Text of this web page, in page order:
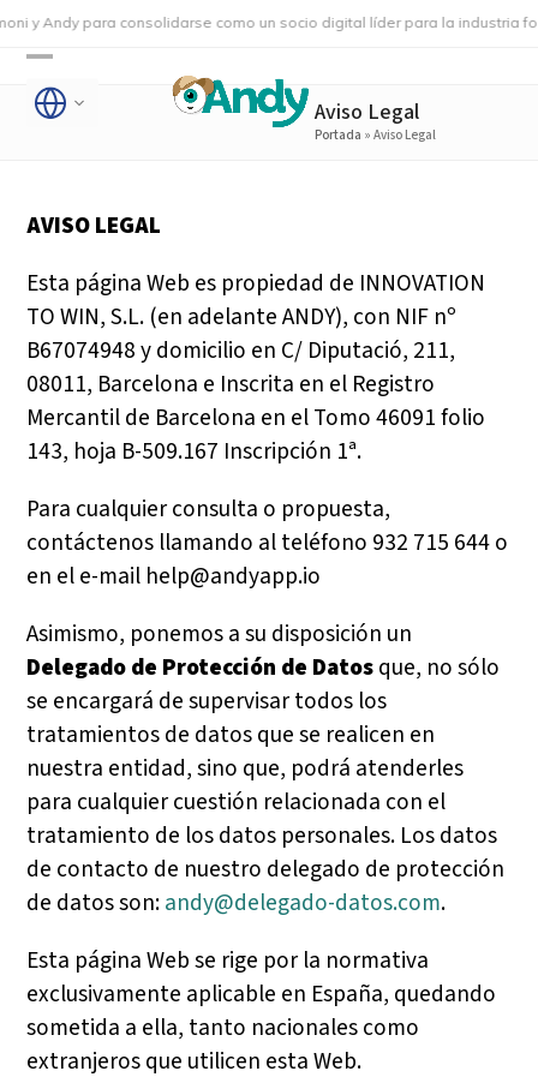
Skip
content
Andy para consolidarse como un socio digital líder para la industria
Open
mobile
Close
mobile
Aviso Legal
Portada »Aviso Legal
AVISO LEGAL
Esta página Web es propiedad de INNOVATION
TO WIN, S.L. (en adelante ANDY), con NIF nº
B67074948 y domicilio en C/ Diputació, 211,
08011, Barcelona e Inscrita en el Registro
Mercantil de Barcelona en el Tomo 46091 folio
143, hoja B-509.167 Inscripción 1ª.
Para cualquier consulta o propuesta,
contáctenos llamando al teléfono 932 715 644 o
en el e-mail help@andyapp.io
Asimismo, ponemos a su disposición un
Delegado de Protección de Datosque, no sólo
se encargará de supervisar todos los
tratamientos de datos que se realicen en
nuestra entidad, sino que, podrá atenderles
para cualquier cuestión relacionada con el
tratamiento de los datos personales. Los datos
de contacto de nuestro delegado de protección
de datos son:andy@delegado-datos.com.
Esta página Web se rige por la normativa
exclusivamente aplicable en España, quedando
sometida a ella, tanto nacionales como
extranjeros que utilicen esta Web.